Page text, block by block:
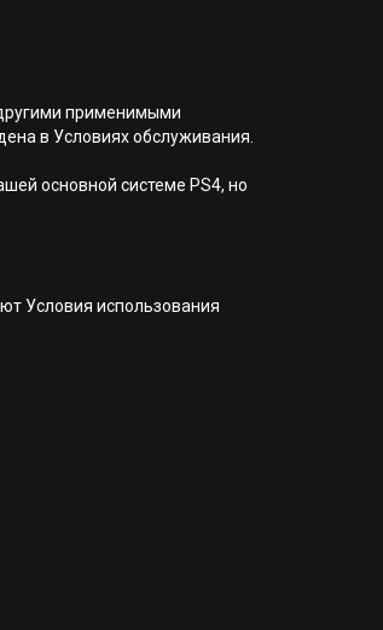
применимыми
в Условиях обслуживания.
основной системе PS4, но
Условия использования